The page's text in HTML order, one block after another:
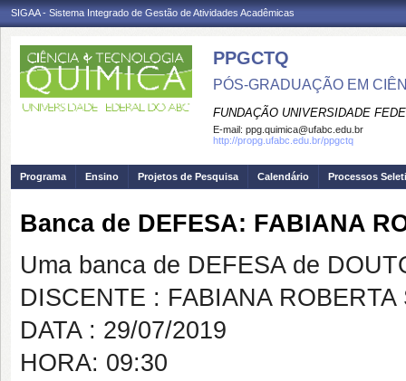
SIGAA - Sistema Integrado de Gestão de Atividades Acadêmicas
PPGCTQ
PÓS-GRADUAÇÃO EM
FUNDAÇÃO UNIVERSIDADE
E-mail: ppg.quimica@ufabc.edu.br
http://propg.ufabc.edu.br/ppgctq
Programa Ensino Projetos de Pesquisa Calendário Processos
Banca de DEFESA: FABIANA
Uma banca de DEFESA de
DISCENTE : FABIANA ROBERTA
DATA : 29/07/2019
HORA: 09:30